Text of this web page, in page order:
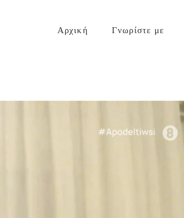
Αρχική Γνωρίστε με
X